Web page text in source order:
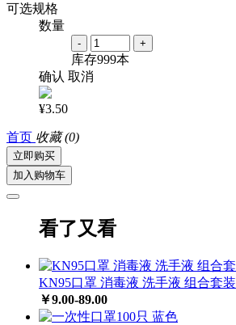
可选规格
数量
- +
库存999本
确认 取消
¥3.50
首页 收藏 (0)
立即购买
加入购物车
看了又看
KN95口罩 消毒液 洗手液 组合套装
￥9.00-89.00